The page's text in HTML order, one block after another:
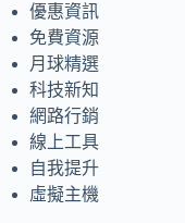
優惠資訊
免費資源
月球精選
科技新知
網路行銷
線上工具
自我提升
虛擬主機